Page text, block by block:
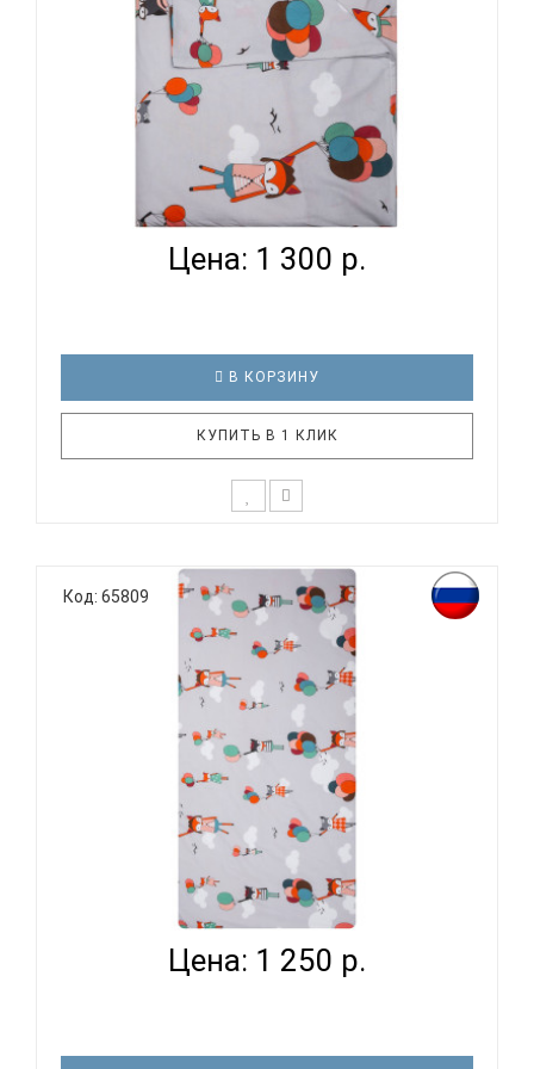
ВОМБАТИК CLASSIC COLLECTION ЛИСЯТА -
ПОДОДЕЯЛЬНИК...
Цена: 1 300 р.
В КОРЗИНУ
КУПИТЬ В 1 КЛИК
родитель подходит очень основательно. Ведь
ребенок большую часть времени проводит в
кровати. И натуральность тканей, нежный и
веселый рисунок, высокая устойчивость к частым
стиркам – очень важные параметр..
Код: 65809
ВОМБАТИК CLASSIC COLLECTION ЛИСЯТА -
ПРОСТЫНЯ...
Цена: 1 250 р.